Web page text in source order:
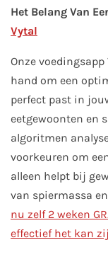
Het Belang Van
Vytal
Onze
hand om een
perfect past in
eetgewoonten en
algoritmen
voorkeuren om
alleen helpt bij
van spiermassa
nu zelf 2 weken
effectief het kan